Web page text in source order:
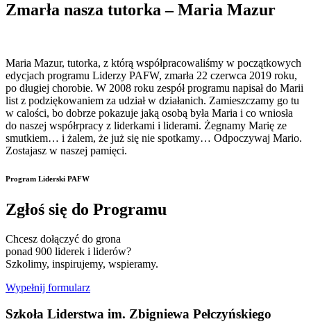
Zmarła nasza tutorka – Maria Mazur
Maria Mazur, tutorka, z którą współpracowaliśmy w początkowych
edycjach programu Liderzy PAFW, zmarła 22 czerwca 2019 roku,
po długiej chorobie. W 2008 roku zespół programu napisał do Marii
list z podziękowaniem za udział w działanich. Zamieszczamy go tu
w calości, bo dobrze pokazuje jaką osobą była Maria i co wniosła
do naszej współrpracy z liderkami i liderami. Żegnamy Marię ze
smutkiem… i żalem, że już się nie spotkamy… Odpoczywaj Mario.
Zostajasz w naszej pamięci.
Program Liderski PAFW
Zgłoś się do Programu
Chcesz dołączyć do grona
ponad 900 liderek i liderów?
Szkolimy, inspirujemy, wspieramy.
Wypełnij formularz
Szkoła Liderstwa im. Zbigniewa Pełczyńskiego